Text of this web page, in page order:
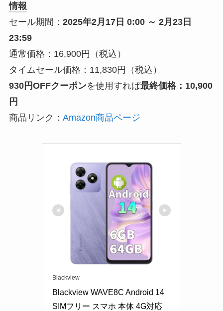
情報
セール期間： 2025年2月17日 0:00 ～ 2月23日
23:59
通常価格：16,900円（税込）
タイムセール価格：11,830円（税込）
930円OFFクーポンを使用すれば最終価格：10,900
円
商品リンク： Amazon商品ページ
Blackview
Blackview WAVE8C Android 14
SIMフリー スマホ 本体 4G対応